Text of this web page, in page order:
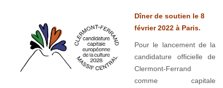
Dîner de soutien le 8
février 2022 à Paris.
Pour le lancement de la
candidature officielle de
Clermont-Ferrand
comme capitale